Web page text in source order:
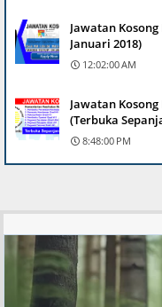
Jawatan
Januari 2018)
12:02:00 AM
Jawatan
(Terbuka
8:48:00 PM